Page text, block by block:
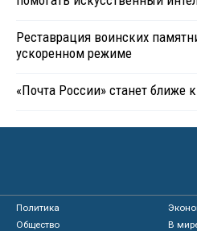
Реставрация воинских
ускоренном режиме
«Почта России» станет ближе
Политика
Общество
В